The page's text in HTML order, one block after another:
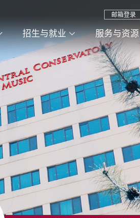
招生与就业 服务与资源
邮箱登录